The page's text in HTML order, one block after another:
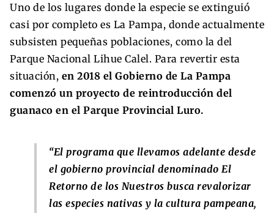
Uno de los lugares donde la especie se extinguió
casi por completo es La Pampa, donde actualmente
subsisten pequeñas poblaciones, como la del
Parque Nacional Lihue Calel. Para revertir esta
situación, en 2018 el Gobierno de La Pampa
comenzó un proyecto de reintroducción del
guanaco en el Parque Provincial Luro.
“El programa que llevamos adelante desde
el gobierno provincial denominado El
Retorno de los Nuestros busca revalorizar
las especies nativas y la cultura pampeana,